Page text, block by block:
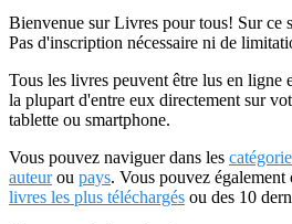
Bienvenue sur Livres pour tous! Sur ce
Pas d'inscription nécessaire ni de
Tous les livres peuvent être lus en ligne
la plupart d'entre eux directement sur
tablette ou smartphone.
Vous pouvez naviguer dans les
auteurou pays. Vous pouvez également
livres les plus téléchargés ou des 10